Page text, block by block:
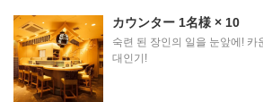
カウンター 1名様 × 10
숙련 된 장인의 일을 눈앞에!
대인기!